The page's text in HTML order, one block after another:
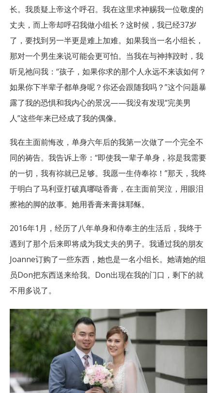
长。我质疑上帝这个呼召。我在这里求神赐我一位敬虔的
丈夫，而上帝却呼召我做小组长？这时候，我已经37岁
了，要找到另一半更是难上加难。如果我当一名小组长，
那对一个男生来说可能会更可怕。当我在与神摔跤时，我
听见祂问我：“孩子，如果你求的那个人永远不来该如何？
如果你下半辈子都单身呢？你还会跟随我吗？”这个问题暴
露了我的恐惧和我内心的景况——我没有发现“完美男
人”这些年来已经成了我的偶像。
我在主面前悔改，单身六年后的我第一次做了一个完全不
同的祷告。我告诉上帝：“即使我一辈子单身，祢是我需要
的一切，我有祢就已足够。我愿一生侍奉祢！”那天，我终
于明白了马利亚打破真哪哒香膏，在主面前哭泣，用眼泪
擦祂的脚的故事。她用香膏来膏抹耶稣。
2016年1月，经历了八年单身和侍奉主的生活后，我终于
遇到了那个后来即将成为我丈夫的男子。我通过我的朋友
Joanne订购了一些东西，她也是一名小组长。她请她的组
员Don把东西送来给我。Don出现在我的门口，剩下的就
不用多说了。